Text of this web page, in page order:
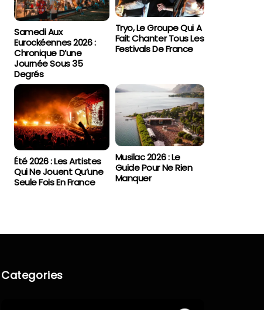
Samedi Aux
Eurockéennes 2026 :
Chronique D’une
Journée Sous 35
Degrés
Tryo, Le Groupe Qui A
Fait Chanter Tous Les
Festivals De France
Été 2026 : Les Artistes
Qui Ne Jouent Qu’une
Seule Fois En France
Musilac 2026 : Le
Guide Pour Ne Rien
Manquer
Categories